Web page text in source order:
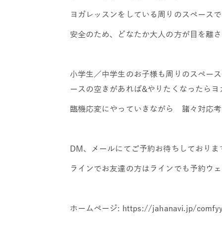
ヨガレッスンをしている周りのスペース
安全のため、どなたか大人の方が目を離
小学生／中学生のお子様も周りのスペー
ースの空きがあれば&やりたくなったらヨ
臨機応変にやっていきながら 諸々対応
DM、メールにてご予約お待ちしておりま
ラインでお友達の方はラインでも予約ウ
ホームページ: https://jahanavi.jp/